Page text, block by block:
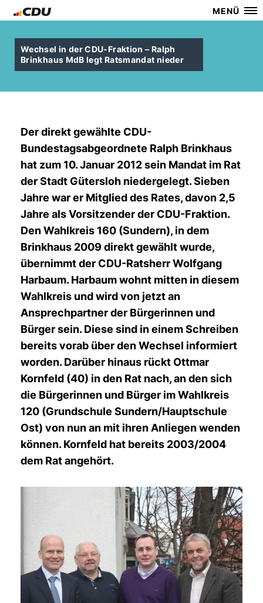
MENÜ
Wechsel in der CDU-Fraktion – Ralph
Brinkhaus MdB legt Ratsmandat nieder
Der direkt gewählte CDU-
Bundestagsabgeordnete Ralph Brinkhaus
hat zum 10. Januar 2012 sein Mandat im Rat
der Stadt Gütersloh niedergelegt. Sieben
Jahre war er Mitglied des Rates, davon 2,5
Jahre als Vorsitzender der CDU-Fraktion.
Den Wahlkreis 160 (Sundern), in dem
Brinkhaus 2009 direkt gewählt wurde,
übernimmt der CDU-Ratsherr Wolfgang
Harbaum. Harbaum wohnt mitten in diesem
Wahlkreis und wird von jetzt an
Ansprechpartner der Bürgerinnen und
Bürger sein. Diese sind in einem Schreiben
bereits vorab über den Wechsel informiert
worden. Darüber hinaus rückt Ottmar
Kornfeld (40) in den Rat nach, an den sich
die Bürgerinnen und Bürger im Wahlkreis
120 (Grundschule Sundern/Hauptschule
Ost) von nun an mit ihren Anliegen wenden
können. Kornfeld hat bereits 2003/2004
dem Rat angehört.